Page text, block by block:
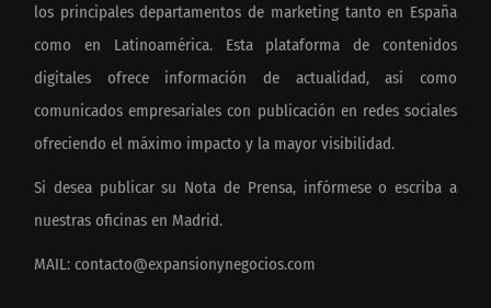
los principales departamentos de marketing tanto en España
como en Latinoamérica. Esta plataforma de contenidos
digitales ofrece información de actualidad, así como
comunicados empresariales con publicación en redes sociales
ofreciendo el máximo impacto y la mayor visibilidad.
Si desea publicar su Nota de Prensa, infórmese o escriba a
nuestras oficinas en Madrid.
MAIL: contacto@expansionynegocios.com